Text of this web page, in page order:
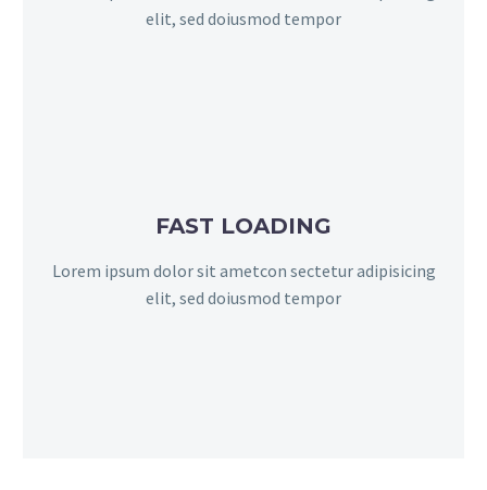
elit, sed doiusmod tempor
FAST LOADING
Lorem ipsum dolor sit ametcon sectetur adipisicing
elit, sed doiusmod tempor